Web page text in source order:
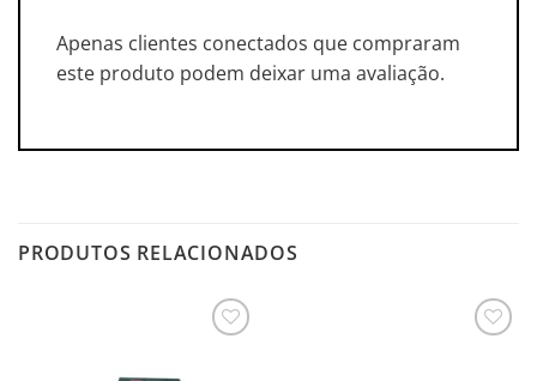
Apenas clientes conectados que compraram
este produto podem deixar uma avaliação.
PRODUTOS RELACIONADOS